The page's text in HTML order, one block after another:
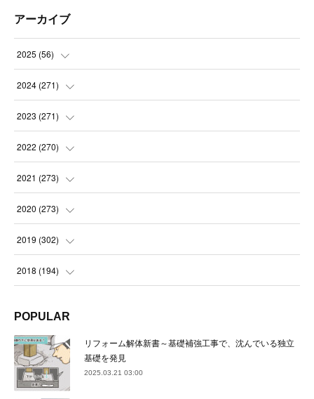
アーカイブ
2025 (56)
(14
(21
(21
2024 (271)
(21
(22
(23
(22
(24)
22)
(22)
2023 (271)
(22
(23
(23
(21
(23 )
(24
(21
2022 (270)
(23
(23
(22
(23
(22 )
(23
(23
2021 (273)
(24
(23
(22
(23)
(23
2020 (273)
(24
(22
(22)
(24
2019 (302)
(23
(22)
(21)
2018 (194)
(17)
(32)
POPULAR
リフォーム解体新書～基礎補強工事で、沈んでいる独立
基礎を発見
2025.03.21 03:00